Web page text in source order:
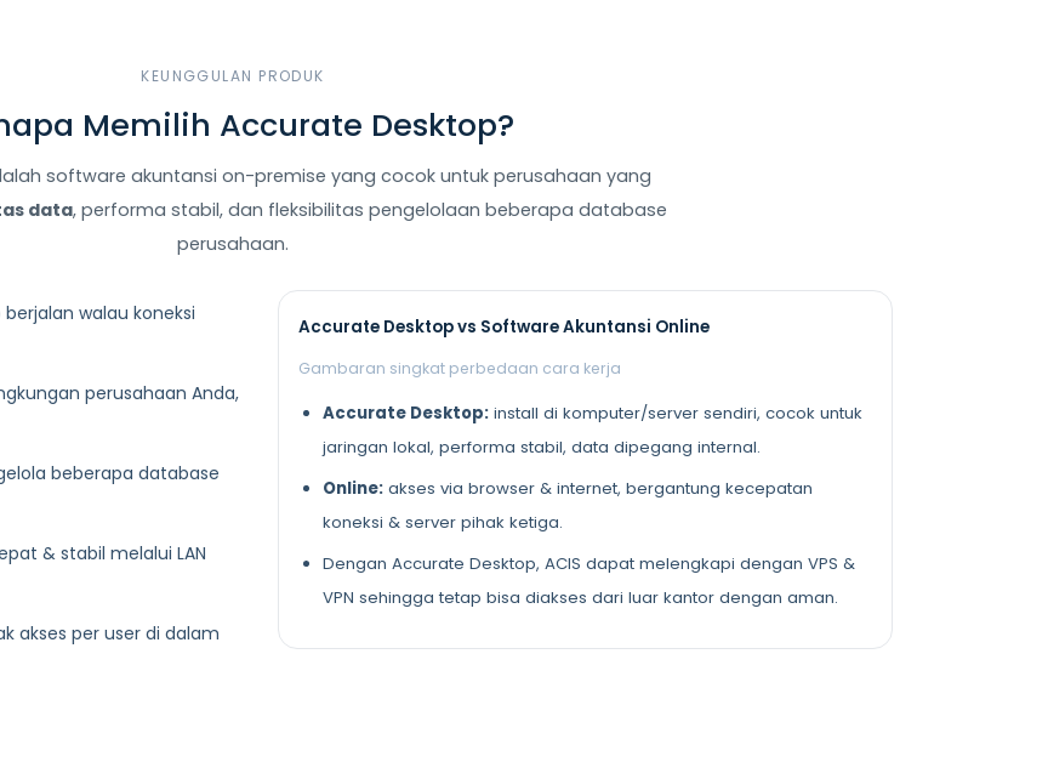
KEUNGGULAN PRODUK
Memilih Accurate Desktop?
software akuntansi on-premise yang cocok untuk perusahaan yang
data, performa stabil, dan fleksibilitas pengelolaan beberapa database
perusahaan.
walau koneksi
perusahaan Anda,
beberapa database
& stabil melalui LAN
akses per user di dalam
Accurate Desktop vs Software Akuntansi Online
Gambaran singkat perbedaan cara kerja
Accurate Desktop: install di komputer/server sendiri, cocok untuk
jaringan lokal, performa stabil, data dipegang internal.
Online: akses via browser & internet, bergantung kecepatan
koneksi & server pihak ketiga.
Dengan Accurate Desktop, ACIS dapat melengkapi dengan VPS &
VPN sehingga tetap bisa diakses dari luar kantor dengan aman.